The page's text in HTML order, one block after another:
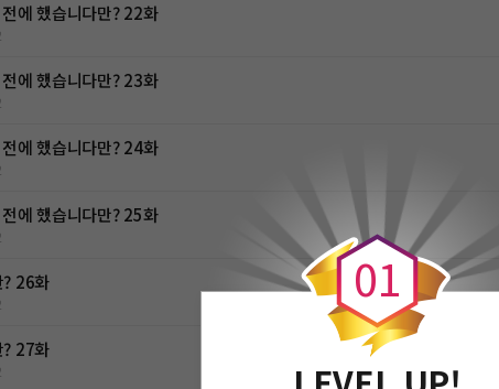
에 했습니다만? 22화
에 했습니다만? 23화
에 했습니다만? 24화
에 했습니다만? 25화
? 26화
? 27화
0
0
1